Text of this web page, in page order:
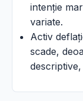
intenție
variate.
Activ
scade,